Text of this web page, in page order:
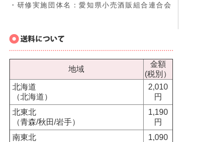
・研修実施団体名：愛知県小売酒販組合連合会
地域
金額
(税別）
北海道
（北海道）
2,010
円
北東北
（青森/秋田/岩手）
1,190
円
南東北
1,090